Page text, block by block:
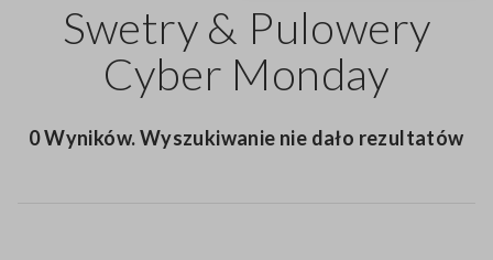
Swetry & Pulowery
Cyber Monday
0 Wyników. Wyszukiwanie nie dało rezultatów